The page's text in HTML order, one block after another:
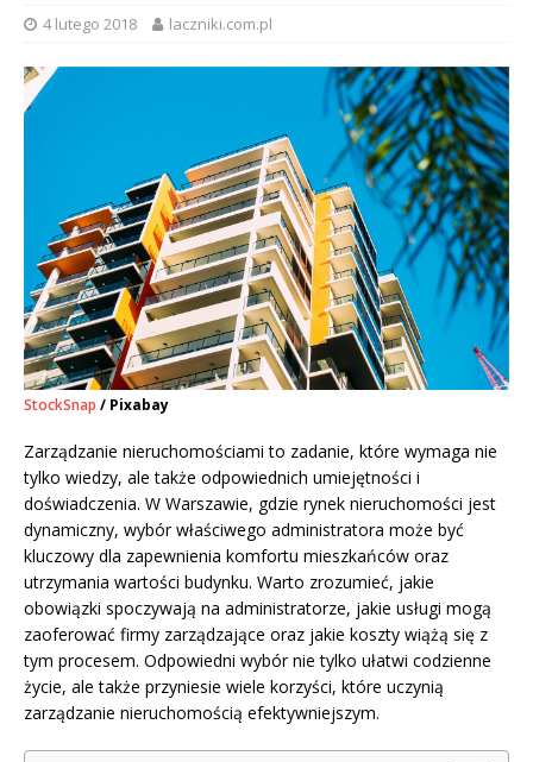
4 lutego 2018 laczniki.com.pl
StockSnap / Pixabay
Zarządzanie nieruchomościami to zadanie, które wymaga nie
tylko wiedzy, ale także odpowiednich umiejętności i
doświadczenia. W Warszawie, gdzie rynek nieruchomości jest
dynamiczny, wybór właściwego administratora może być
kluczowy dla zapewnienia komfortu mieszkańców oraz
utrzymania wartości budynku. Warto zrozumieć, jakie
obowiązki spoczywają na administratorze, jakie usługi mogą
zaoferować firmy zarządzające oraz jakie koszty wiążą się z
tym procesem. Odpowiedni wybór nie tylko ułatwi codzienne
życie, ale także przyniesie wiele korzyści, które uczynią
zarządzanie nieruchomością efektywniejszym.